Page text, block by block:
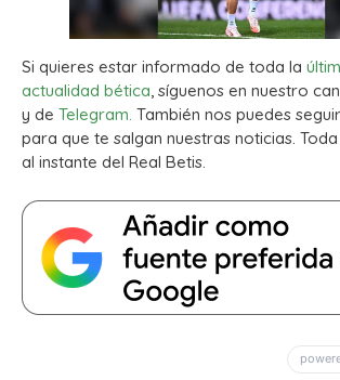
Si quieres estar informado de toda la
actualidad bética, síguenos en nuestro
y de Telegram. También nos puedes
para que te salgan nuestras noticias.
al instante del Real Betis.